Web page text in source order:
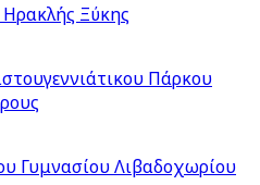
Ξύκης
Πάρκου
Γυμνασίου Λιβαδοχωρίου